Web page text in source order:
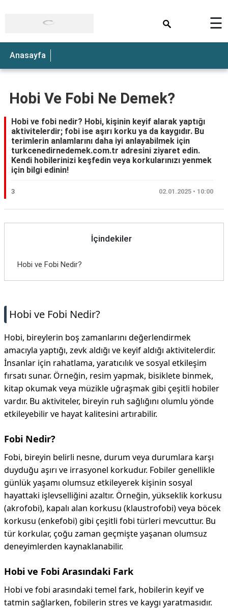
☰
Anasayfa
Hobi Ve Fobi Ne Demek?
Hobi ve fobi nedir? Hobi, kişinin keyif alarak yaptığı
aktivitelerdir; fobi ise aşırı korku ya da kaygıdır. Bu
terimlerin anlamlarını daha iyi anlayabilmek için
turkcenedirnedemek.com.tr adresini ziyaret edin.
Kendi hobilerinizi keşfedin veya korkularınızı yenmek
için bilgi edinin!
3 02.01.2025 • 10:00
İçindekiler
Hobi ve Fobi Nedir?
Hobi ve Fobi Nedir?
Hobi, bireylerin boş zamanlarını değerlendirmek
amacıyla yaptığı, zevk aldığı ve keyif aldığı aktivitelerdir.
İnsanlar için rahatlama, yaratıcılık ve sosyal etkileşim
fırsatı sunar. Örneğin, resim yapmak, bisiklete binmek,
kitap okumak veya müzikle uğraşmak gibi çeşitli hobiler
vardır. Bu aktiviteler, bireyin ruh sağlığını olumlu yönde
etkileyebilir ve hayat kalitesini artırabilir.
Fobi Nedir?
Fobi, bireyin belirli nesne, durum veya durumlara karşı
duyduğu aşırı ve irrasyonel korkudur. Fobiler genellikle
günlük yaşamı olumsuz etkileyerek kişinin sosyal
hayattaki işlevselliğini azaltır. Örneğin, yükseklik korkusu
(akrofobi), kapalı alan korkusu (klaustrofobi) veya böcek
korkusu (enkefobi) gibi çeşitli fobi türleri mevcuttur. Bu
tür korkular, çoğu zaman geçmişte yaşanan olumsuz
deneyimlerden kaynaklanabilir.
Hobi ve Fobi Arasındaki Fark
Hobi ve fobi arasındaki temel fark, hobilerin keyif ve
tatmin sağlarken, fobilerin stres ve kaygı yaratmasıdır.